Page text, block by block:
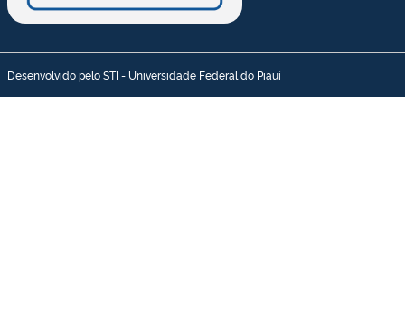
Desenvolvido pelo STI - Universidade Federal do Piauí